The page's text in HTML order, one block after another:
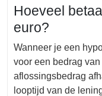
Hoeveel
euro?
Wanneer je een
voor een bedrag
aflossingsbedrag
looptijd van de